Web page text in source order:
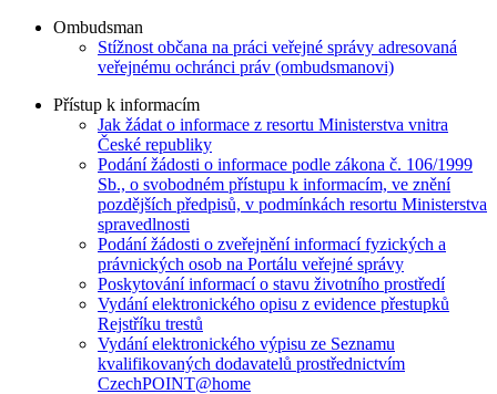
Ombudsman
Stížnost občana na práci veřejné správy adresovaná
veřejnému ochránci práv (ombudsmanovi)
Přístup k informacím
Jak žádat o informace z resortu Ministerstva vnitra
České republiky
Podání žádosti o informace podle zákona č. 106/1999
Sb., o svobodném přístupu k informacím, ve znění
pozdějších předpisů, v podmínkách resortu Ministerstva
spravedlnosti
Podání žádosti o zveřejnění informací fyzických a
právnických osob na Portálu veřejné správy
Poskytování informací o stavu životního prostředí
Vydání elektronického opisu z evidence přestupků
Rejstříku trestů
Vydání elektronického výpisu ze Seznamu
kvalifikovaných dodavatelů prostřednictvím
CzechPOINT@home